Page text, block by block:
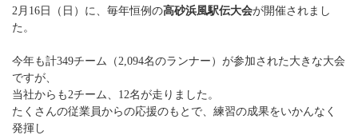
2月16日（日）に、毎年恒例の高砂浜風駅伝大会が開催されまし
た。
今年も計349チーム（2,094名のランナー）が参加された大きな大会
ですが、
当社からも2チーム、12名が走りました。
たくさんの従業員からの応援のもとで、練習の成果をいかんなく
発揮し